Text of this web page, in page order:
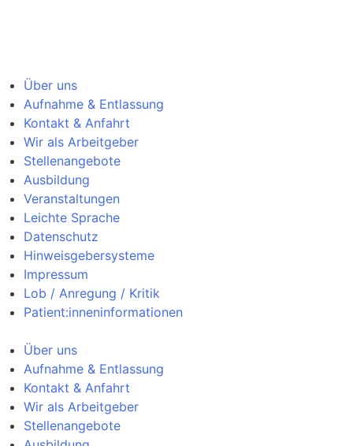
Über uns
Aufnahme & Entlassung
Kontakt & Anfahrt
Wir als Arbeitgeber
Stellenangebote
Ausbildung
Veranstaltungen
Leichte Sprache
Datenschutz
Hinweisgebersysteme
Impressum
Lob / Anregung / Kritik
Patient:inneninformationen
Über uns
Aufnahme & Entlassung
Kontakt & Anfahrt
Wir als Arbeitgeber
Stellenangebote